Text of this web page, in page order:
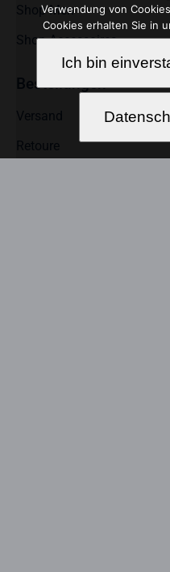
Shop Men
Shop Accessoires
Bestellungen
Versand
Retoure
Verwendung von
Cookies erhalten Sie in
Ich bin